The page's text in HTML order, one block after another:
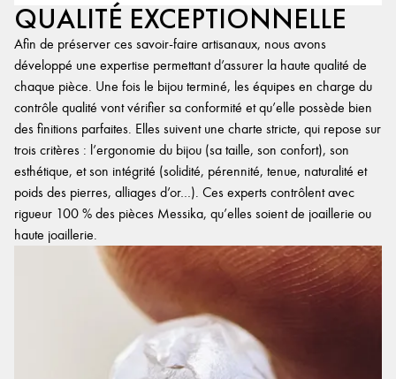
QUALITÉ EXCEPTIONNELLE
Afin de préserver ces savoir-faire artisanaux, nous avons
développé une expertise permettant d’assurer la haute qualité de
chaque pièce. Une fois le bijou terminé, les équipes en charge du
contrôle qualité vont vérifier sa conformité et qu’elle possède bien
des finitions parfaites. Elles suivent une charte stricte, qui repose sur
trois critères : l’ergonomie du bijou (sa taille, son confort), son
esthétique, et son intégrité (solidité, pérennité, tenue, naturalité et
poids des pierres, alliages d’or…). Ces experts contrôlent avec
rigueur 100 % des pièces Messika, qu’elles soient de joaillerie ou
haute joaillerie.